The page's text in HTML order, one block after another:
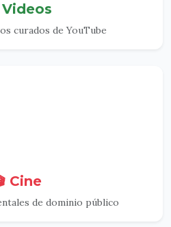
Videos
curados de YouTube
Cine
de dominio público